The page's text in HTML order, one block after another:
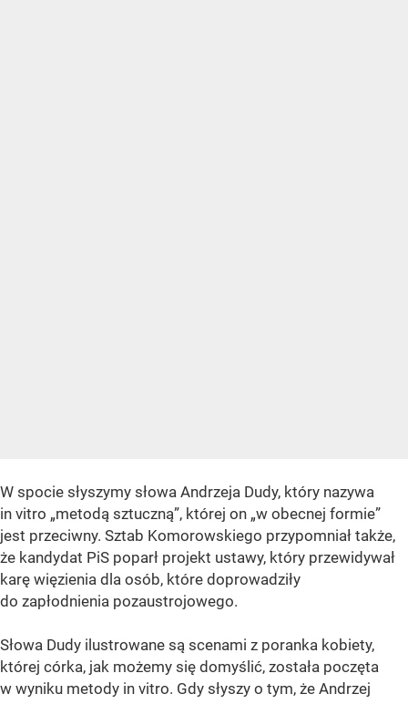
W spocie słyszymy słowa Andrzeja Dudy, który nazywa
in vitro „metodą sztuczną”, której on „w obecnej formie”
jest przeciwny. Sztab Komorowskiego przypomniał także,
że kandydat PiS poparł projekt ustawy, który przewidywał
karę więzienia dla osób, które doprowadziły
do zapłodnienia pozaustrojowego.
Słowa Dudy ilustrowane są scenami z poranka kobiety,
której córka, jak możemy się domyślić, została poczęta
w wyniku metody in vitro. Gdy słyszy o tym, że Andrzej